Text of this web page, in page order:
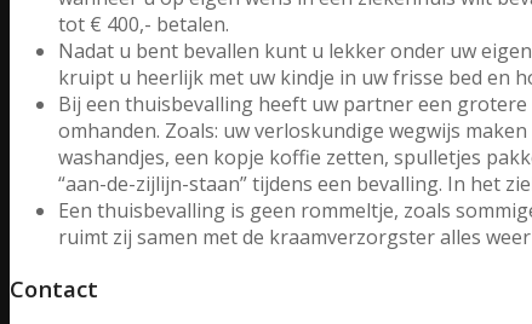
tot € 400,- betalen.
Nadat u bent bevallen kunt u lekker onder uw
kruipt u heerlijk met uw kindje in uw frisse bed en
Bij een thuisbevalling heeft uw partner een
omhanden. Zoals: uw verloskundige wegwijs
washandjes, een kopje koffie zetten, spulletjes
“aan-de-zijlijn-staan” tijdens een bevalling. In het
Een thuisbevalling is geen rommeltje, zoals
ruimt zij samen met de kraamverzorgster alles
Contact